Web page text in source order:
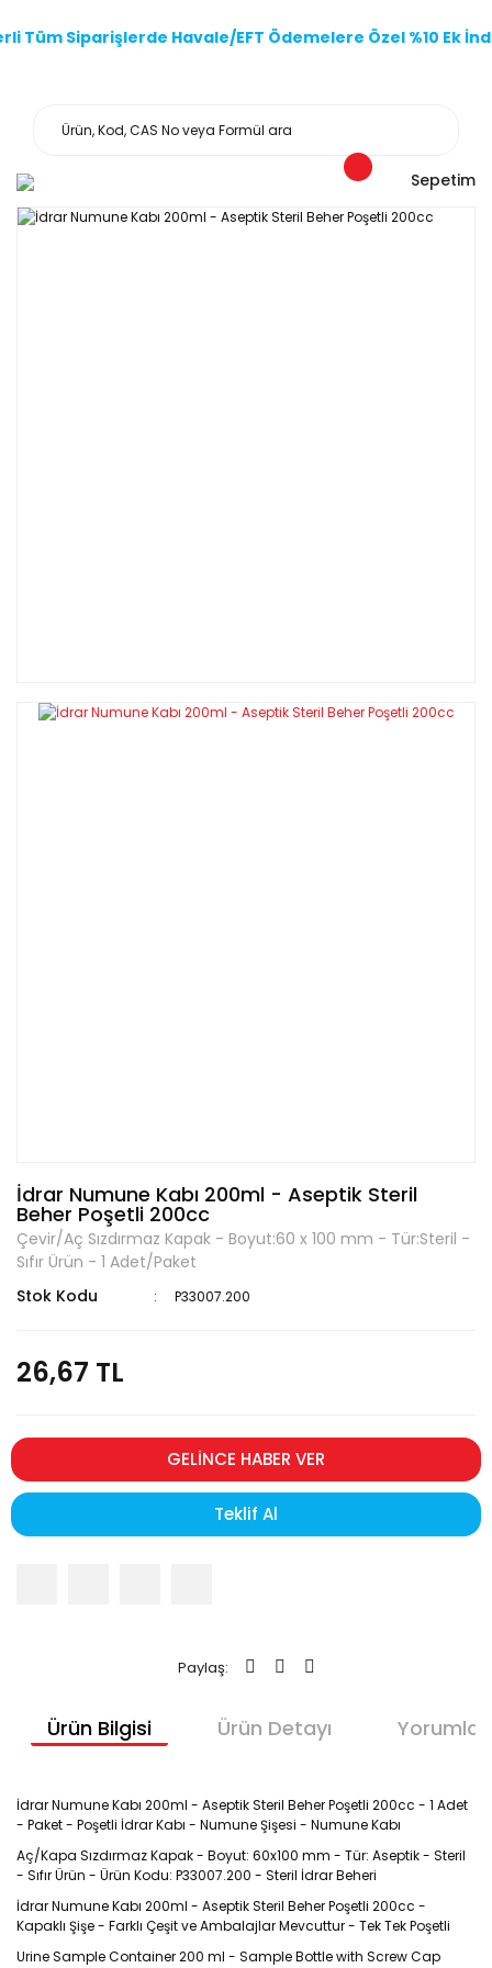
Tüm Siparişlerde Havale/EFT Ödemelere Özel %10 Ek
Sepetim
İdrar Numune Kabı 200ml - Aseptik Steril
Beher Poşetli 200cc
Çevir/Aç Sızdırmaz Kapak - Boyut:60 x 100 mm - Tür:Steril -
Sıfır Ürün - 1 Adet/Paket
Stok Kodu
P33007.200
26,67 TL
GELİNCE HABER VER
Teklif Al
Paylaş:
Ürün Bilgisi Ürün Detayı Yorumlar
İdrar Numune Kabı 200ml - Aseptik Steril Beher Poşetli 200cc - 1 Adet
- Paket - Poşetli İdrar Kabı - Numune Şişesi - Numune Kabı
Aç/Kapa Sızdırmaz Kapak - Boyut: 60x100 mm - Tür: Aseptik - Steril
- Sıfır Ürün - Ürün Kodu: P33007.200 - Steril İdrar Beheri
İdrar Numune Kabı 200ml - Aseptik Steril Beher Poşetli 200cc -
Kapaklı Şişe - Farklı Çeşit ve Ambalajlar Mevcuttur - Tek Tek Poşetli
Urine Sample Container 200 ml - Sample Bottle with Screw Cap